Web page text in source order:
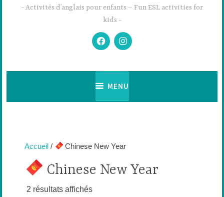
Activités d’anglais pour enfants – Fun ESL activities for
kids
FacebookInstagram
MENU
Accueil / Chinese New Year
Chinese New Year
2 résultats affichésTrié